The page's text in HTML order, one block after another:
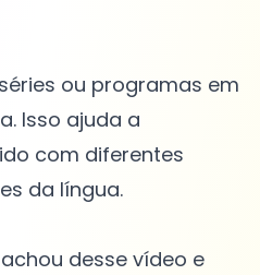
ou programas em
Isso ajuda a
com diferentes
da língua.
desse vídeo e